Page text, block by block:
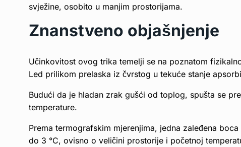
svježine, osobito u manjim prostorijama.
Znanstveno objašnjenje
Učinkovitost ovog trika temelji se na poznatom
Led prilikom prelaska iz čvrstog u tekuće stanje
Budući da je hladan zrak gušći od toplog, spušta se
temperature.
Prema termografskim mjerenjima, jedna zaleđena
do 3 °C, ovisno o veličini prostorije i početnoj